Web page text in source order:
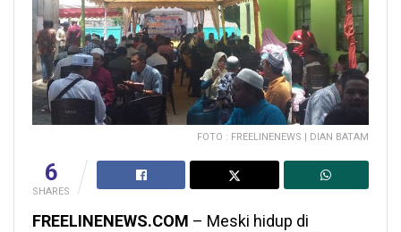
FOTO : FREELINENEWS | DIAN BATAM
6
SHARES
FREELINENEWS.COM – Meski hidup di